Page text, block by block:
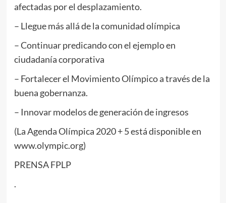
afectadas por el desplazamiento.
– Llegue más allá de la comunidad olímpica
– Continuar predicando con el ejemplo en
ciudadanía corporativa
– Fortalecer el Movimiento Olímpico a través de la
buena gobernanza.
– Innovar modelos de generación de ingresos
(La Agenda Olímpica 2020 + 5 está disponible en
www.olympic.org)
PRENSA FPLP
.